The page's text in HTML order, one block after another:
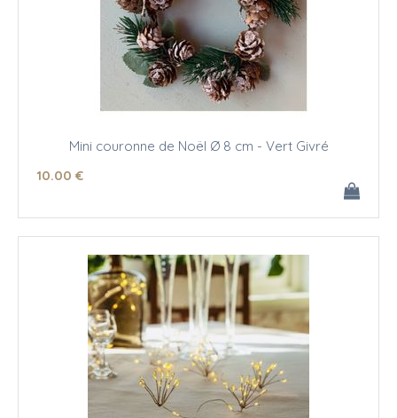
Mini couronne de Noël Ø 8 cm - Vert Givré
10.00 €